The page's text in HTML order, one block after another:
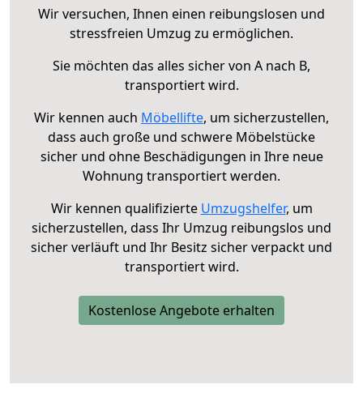
Wir versuchen, Ihnen einen reibungslosen und
stressfreien Umzug zu ermöglichen.
Sie möchten das alles sicher von A nach B,
transportiert wird.
Wir kennen auch Möbellifte, um sicherzustellen,
dass auch große und schwere Möbelstücke
sicher und ohne Beschädigungen in Ihre neue
Wohnung transportiert werden.
Wir kennen qualifizierte Umzugshelfer, um
sicherzustellen, dass Ihr Umzug reibungslos und
sicher verläuft und Ihr Besitz sicher verpackt und
transportiert wird.
Kostenlose Angebote erhalten